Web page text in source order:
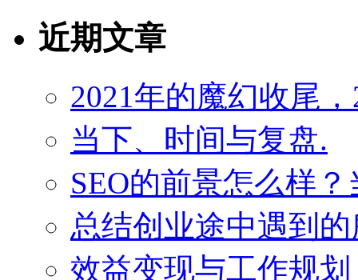
近期文章
2021年的魔幻收尾
当下、时间与复盘.
SEO的前景怎么样
总结创业途中遇到
效益变现与工作规划